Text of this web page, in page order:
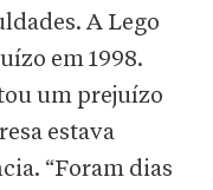
A Lego
em 1998.
um prejuízo
estava
“Foram dias